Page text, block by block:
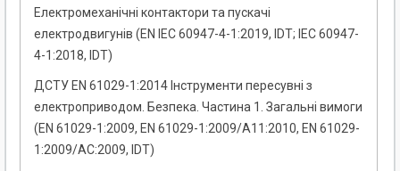
Електромеханічні контактори та пускачі
електродвигунів (EN IEC 60947-4-1:2019, IDT; IEC 60947-
4-1:2018, IDT)
ДСТУ EN 61029-1:2014 Інструменти пересувні з
електроприводом. Безпека. Частина 1. Загальні вимоги
(EN 61029-1:2009, EN 61029-1:2009/A11:2010, EN 61029-
1:2009/AC:2009, IDT)